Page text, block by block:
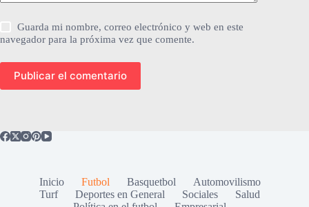
Guarda mi nombre, correo electrónico y web en este
navegador para la próxima vez que comente.
Publicar el comentario
Inicio Futbol Basquetbol
Automovilismo
Turf
Deportes en General Sociales
Salud